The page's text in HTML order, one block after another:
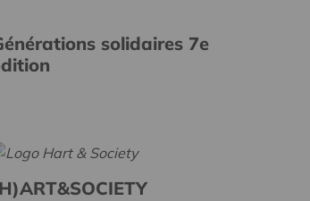
solidaires 7e